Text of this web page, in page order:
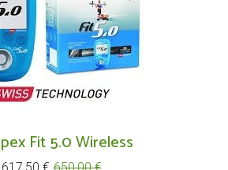
Fit 5.0 Wireless
Prix
Prix